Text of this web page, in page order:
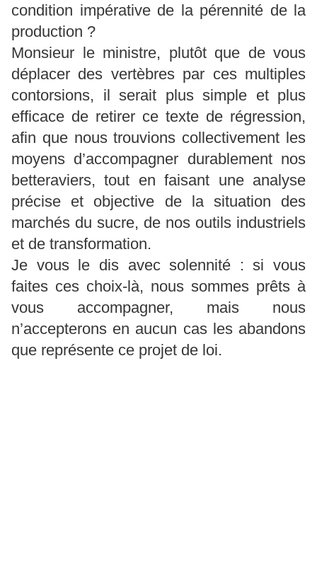
condition impérative de la pérennité de la
production ?
Monsieur le ministre, plutôt que de vous
déplacer des vertèbres par ces multiples
contorsions, il serait plus simple et plus
efficace de retirer ce texte de régression,
afin que nous trouvions collectivement les
moyens d’accompagner durablement nos
betteraviers, tout en faisant une analyse
précise et objective de la situation des
marchés du sucre, de nos outils industriels
et de transformation.
Je vous le dis avec solennité : si vous
faites ces choix-là, nous sommes prêts à
vous accompagner, mais nous
n’accepterons en aucun cas les abandons
que représente ce projet de loi.